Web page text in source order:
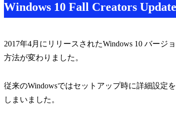
Windows 10 Fall Creators
2017年4月にリリースされたWindows 10 バージ
方法が変わりました。
従来のWindowsではセットアップ時に詳細設定
しまいました。